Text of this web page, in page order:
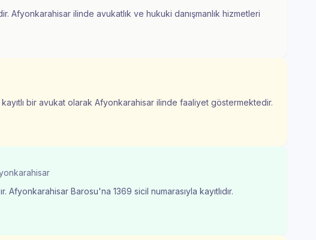
Afyonkarahisar ilinde avukatlık ve hukuki danışmanlık hizmetleri
bir avukat olarak Afyonkarahisar ilinde faaliyet göstermektedir.
Barosu'na 1369 sicil numarasıyla kayıtlıdır.